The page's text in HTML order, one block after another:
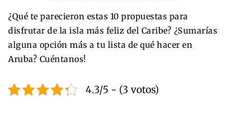
¿Qué te parecieron estas 10 propuestas para
disfrutar de la isla más feliz del Caribe? ¿Sumarías
alguna opción más a tu lista de qué hacer en
Aruba? Cuéntanos!
4.3/5 - (3 votos)